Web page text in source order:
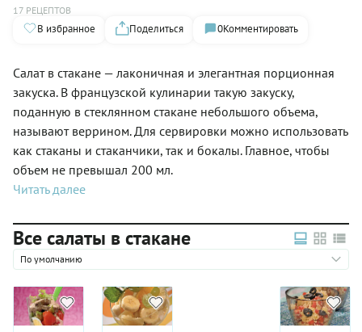
17 РЕЦЕПТОВ
В избранное Поделиться 0Комментировать
Салат в стакане — лаконичная и элегантная порционная
закуска. В французской кулинарии такую закуску,
поданную в стеклянном стакане небольшого объема,
называют веррином. Для сервировки можно использовать
как стаканы и стаканчики, так и бокалы. Главное, чтобы
объем не превышал 200 мл.
Читать далее
Все салаты в стакане
По умолчанию